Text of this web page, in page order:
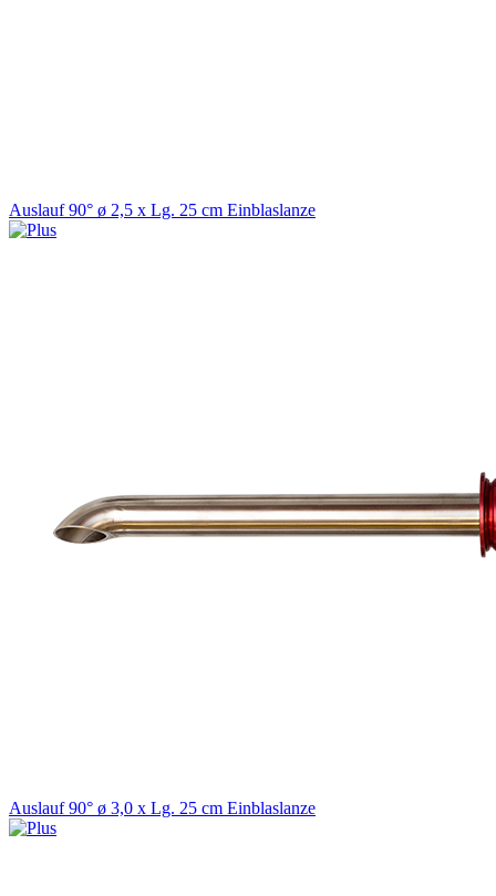
Auslauf 90° ø 2,5 x Lg. 25 cm Einblaslanze
Auslauf 90° ø 3,0 x Lg. 25 cm Einblaslanze